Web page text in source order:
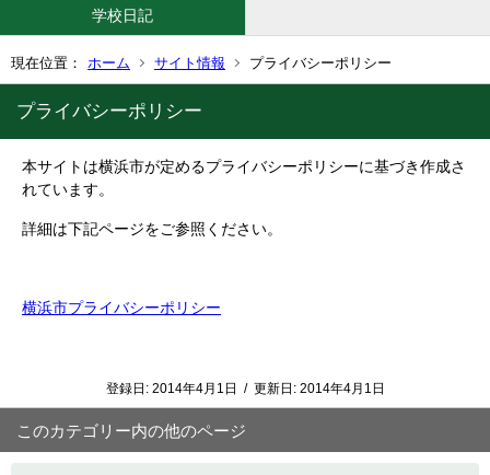
学校日記
現在位置： ホーム サイト情報 プライバシーポリシー
プライバシーポリシー
本サイトは横浜市が定めるプライバシーポリシーに基づき作成さ
れています。
詳細は下記ページをご参照ください。
横浜市プライバシーポリシー
登録日: 2014年4月1日 / 更新日: 2014年4月1日
このカテゴリー内の他のページ